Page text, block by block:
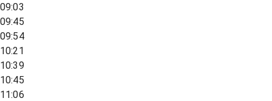
09:03
09:45
09:54
10:21
10:39
10:45
11:06